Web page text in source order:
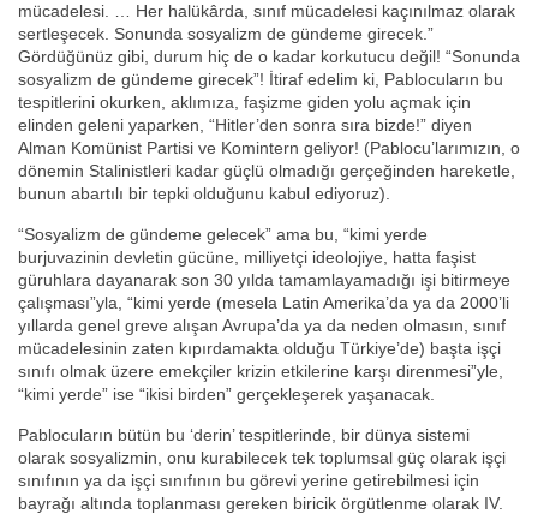
mücadelesi. … Her halükârda, sınıf mücadelesi kaçınılmaz olarak
sertleşecek. Sonunda sosyalizm de gündeme girecek.”
Gördüğünüz gibi, durum hiç de o kadar korkutucu değil! “Sonunda
sosyalizm de gündeme girecek”! İtiraf edelim ki, Pablocuların bu
tespitlerini okurken, aklımıza, faşizme giden yolu açmak için
elinden geleni yaparken, “Hitler’den sonra sıra bizde!” diyen
Alman Komünist Partisi ve Komintern geliyor! (Pablocu’larımızın, o
dönemin Stalinistleri kadar güçlü olmadığı gerçeğinden hareketle,
bunun abartılı bir tepki olduğunu kabul ediyoruz).
“Sosyalizm de gündeme gelecek” ama bu, “kimi yerde
burjuvazinin devletin gücüne, milliyetçi ideolojiye, hatta faşist
güruhlara dayanarak son 30 yılda tamamlayamadığı işi bitirmeye
çalışması”yla, “kimi yerde (mesela Latin Amerika’da ya da 2000’li
yıllarda genel greve alışan Avrupa’da ya da neden olmasın, sınıf
mücadelesinin zaten kıpırdamakta olduğu Türkiye’de) başta işçi
sınıfı olmak üzere emekçiler krizin etkilerine karşı direnmesi”yle,
“kimi yerde” ise “ikisi birden” gerçekleşerek yaşanacak.
Pablocuların bütün bu ‘derin’ tespitlerinde, bir dünya sistemi
olarak sosyalizmin, onu kurabilecek tek toplumsal güç olarak işçi
sınıfının ya da işçi sınıfının bu görevi yerine getirebilmesi için
bayrağı altında toplanması gereken biricik örgütlenme olarak IV.